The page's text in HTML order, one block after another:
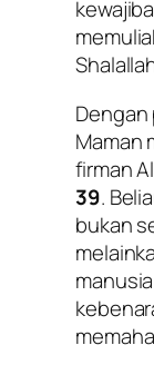
Maman
firman
39.
bukan